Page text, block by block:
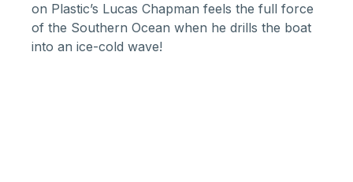
on Plastic’s Lucas Chapman feels the full force
of the Southern Ocean when he drills the boat
into an ice-cold wave!